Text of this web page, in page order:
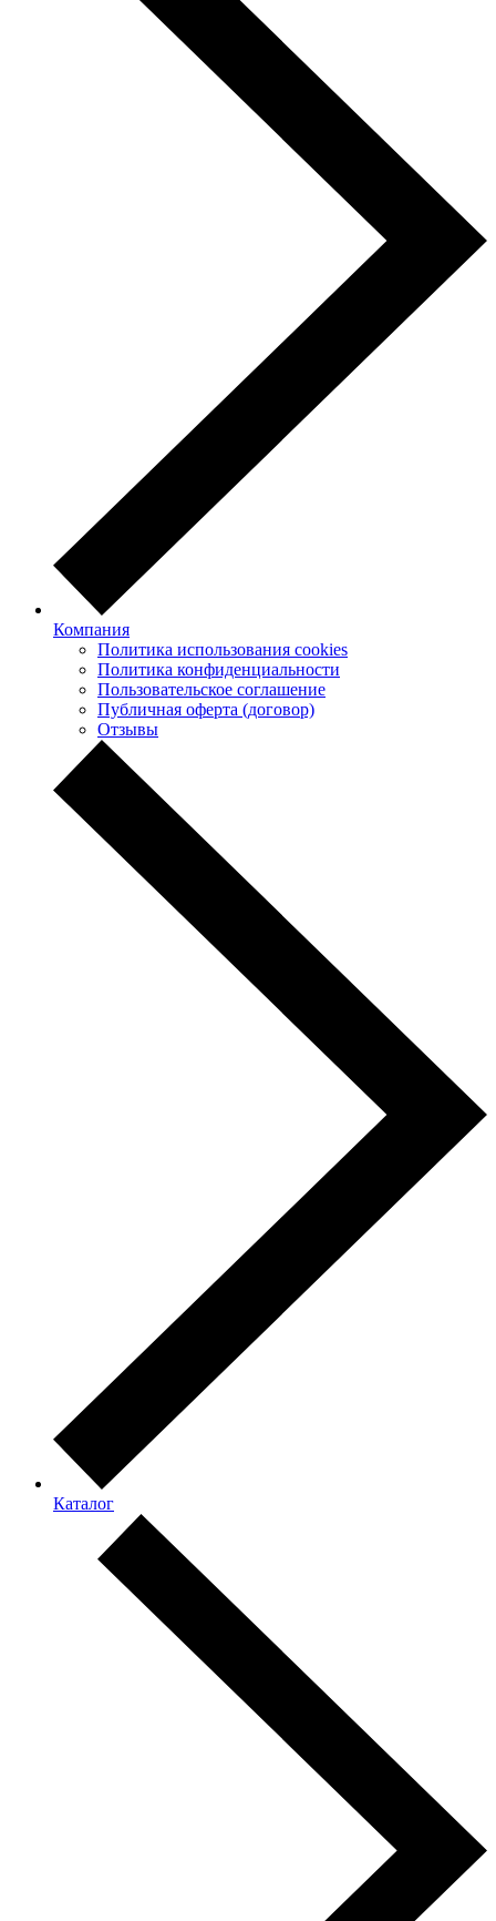
Компания
Политика использования cookies
Политика конфиденциальности
Пользовательское соглашение
Публичная оферта (договор)
Отзывы
Каталог